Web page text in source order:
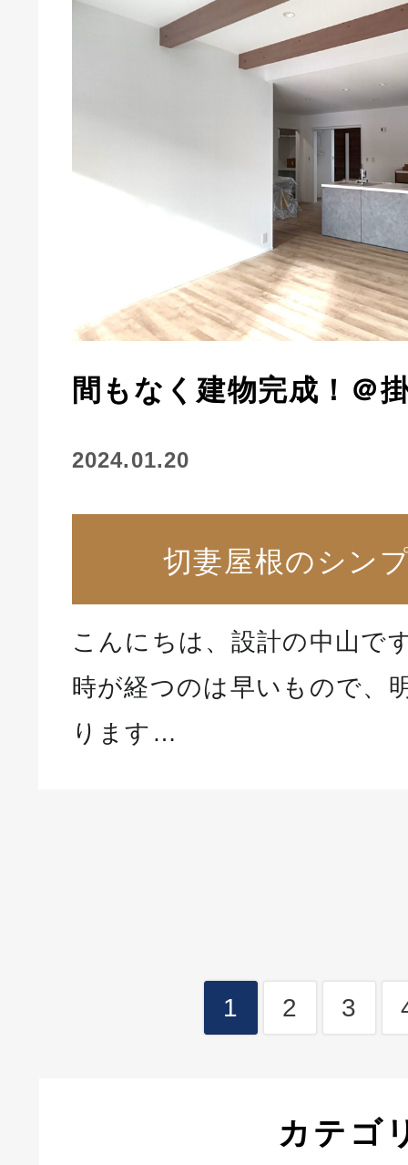
間もなく建物完成！＠
2024.01.20
切妻屋根のシン
こんにちは、設計の中山で
時が経つのは早いもので、
ります…
1 2 3
カテゴ